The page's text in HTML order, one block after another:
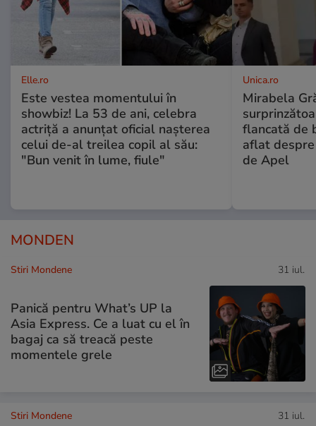
Elle.ro
Este vestea momentului în
showbiz! La 53 de ani, celebra
actriță a anunțat oficial nașterea
celui de-al treilea copil al său:
"Bun venit în lume, fiule"
Unica.ro
Mirabela
flancată de
aflat
de Apel
MONDEN
Stiri Mondene 31 iul.
Panică pentru What’s UP la
Asia Express. Ce a luat cu el în
bagaj ca să treacă peste
momentele grele
Stiri Mondene 31 iul.